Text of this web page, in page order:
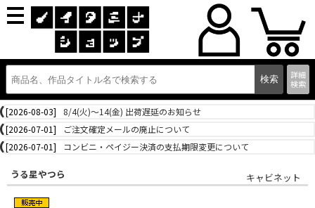
詳細
検索
[2026-08-03]
8/4(火)～14(金) 出荷遅延のお知らせ
[2026-07-01]
ご注文確定メールの廃止について
[2026-07-01]
コンビニ・ペイジー決済の支払期限変更について
うる星やつら キャビネット